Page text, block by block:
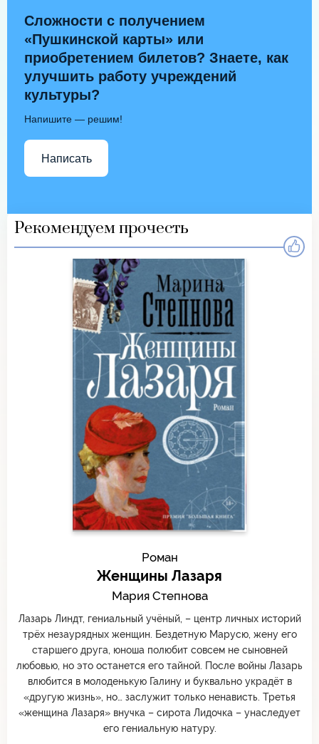
Сложности с получением
«Пушкинской карты» или
приобретением билетов? Знаете, как
улучшить работу учреждений
культуры?
Напишите — решим!
Написать
Рекомендуем прочесть
Роман
Женщины Лазаря
Мария Степнова
Лазарь Линдт, гениальный учёный, – центр личных историй
трёх незаурядных женщин. Бездетную Марусю, жену его
старшего друга, юноша полюбит совсем не сыновней
любовью, но это останется его тайной. После войны Лазарь
влюбится в молоденькую Галину и буквально украдёт в
«другую жизнь», но… заслужит только ненависть. Третья
«женщина Лазаря» внучка – сирота Лидочка – унаследует
его гениальную натуру.